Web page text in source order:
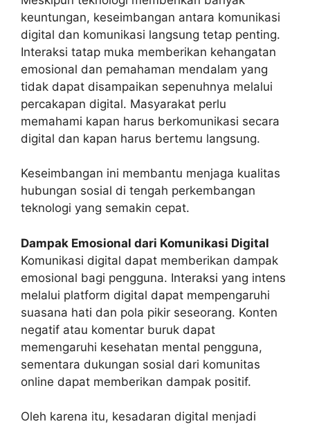
keuntungan, keseimbangan antara komunikasi
digital dan komunikasi langsung tetap penting.
Interaksi tatap muka memberikan kehangatan
emosional dan pemahaman mendalam yang
tidak dapat disampaikan sepenuhnya melalui
percakapan digital. Masyarakat perlu
memahami kapan harus berkomunikasi secara
digital dan kapan harus bertemu langsung.
Keseimbangan ini membantu menjaga kualitas
hubungan sosial di tengah perkembangan
teknologi yang semakin cepat.
Dampak Emosional dari Komunikasi Digital
Komunikasi digital dapat memberikan dampak
emosional bagi pengguna. Interaksi yang intens
melalui platform digital dapat mempengaruhi
suasana hati dan pola pikir seseorang. Konten
negatif atau komentar buruk dapat
memengaruhi kesehatan mental pengguna,
sementara dukungan sosial dari komunitas
online dapat memberikan dampak positif.
Oleh karena itu, kesadaran digital menjadi